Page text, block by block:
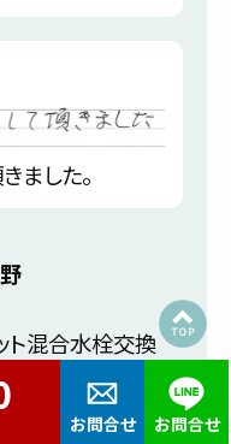
お問合せ お問合せ
ました。
ト混合水栓交換